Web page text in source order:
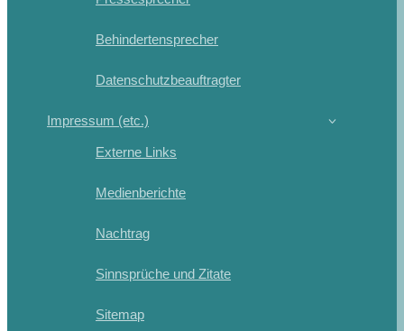
Behindertensprecher
Datenschutzbeauftragter
Impressum (etc.)
Externe Links
Medienberichte
Nachtrag
Sinnsprüche und Zitate
Sitemap